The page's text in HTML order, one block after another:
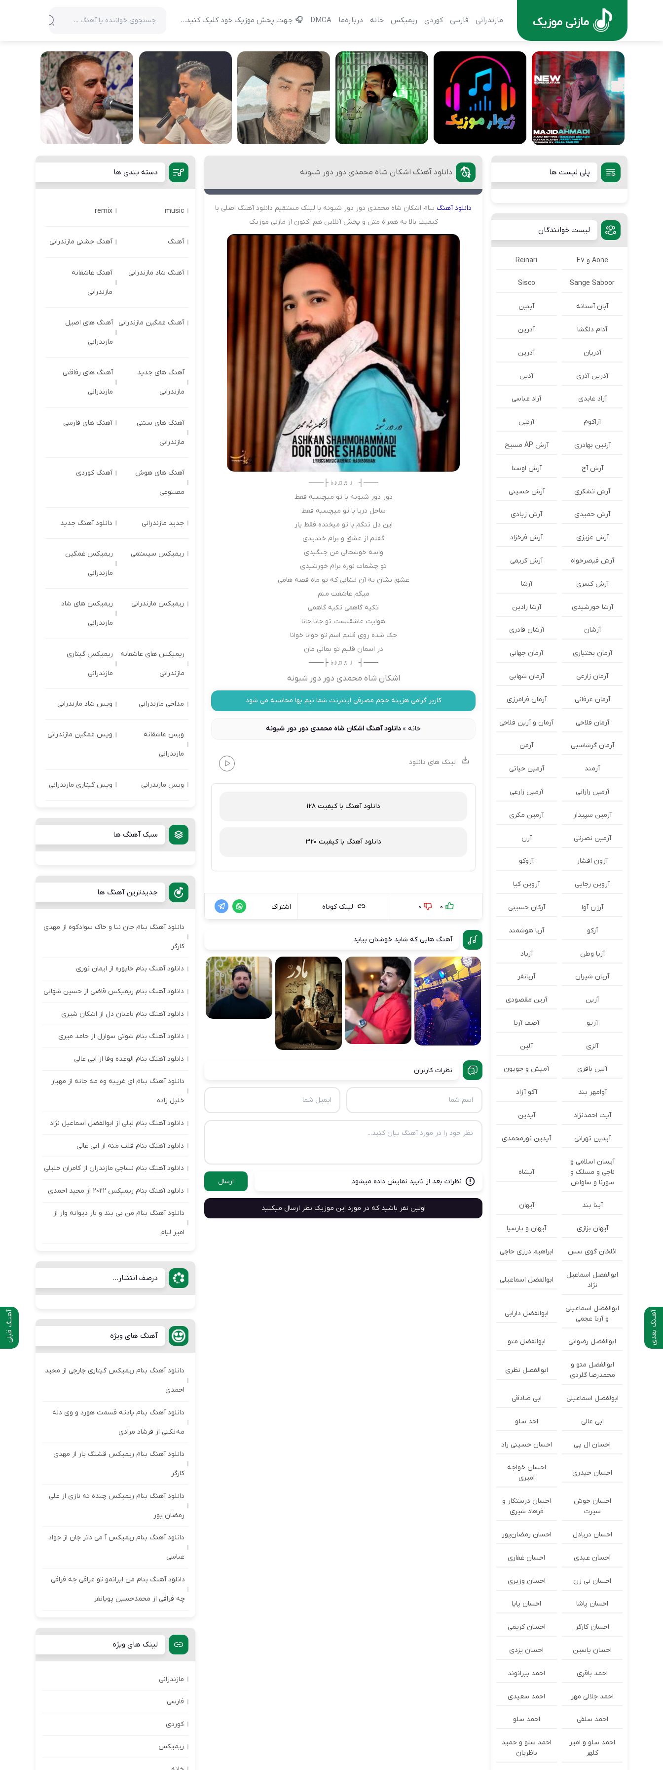
مازنی موزیک مازندرانی فارسی کوردی ریمیکس خانه درباره‌‌ما DMCA 🎧 جهت پخش موزیک خود کلیک کنید…
آهنـگ قبلی آهـنگ بعدی
دانلود آهنگ اشکان شاه محمدی دور دور شبونه
دانلودآهنگ بنام اشکان شاه محمدی دور دور شبونه با لینک مستقیم دانلود آهنگ اصلی با
کیفیت بالا به همراه متن و پخش آنلاین هم اکنون از مازنی موزیک
───┤ ♩♬♫♪♭ ├───
دور دور شبونه با تو میچسبه فقط
ساحل دریا با تو میچسبه فقط
این دل تنگم با تو میخنده فقط یار
گفتم از عشق و برام خندیدی
واسه خوشحالی من جنگیدی
تو چشمات نوره برام خورشیدی
عشق نشان به آن نشانی که تو ماه قصه هامی
میگم عاشقت منم
تکیه گاهمی تکیه گاهمی
هوایت عاشقنست تو جانا جانا
حک شده روی قلبم اسم تو خوانا خوانا
در اسمان قلبم تو بمانی مان
───┤ ♩♬♫♪♭ ├───
اشکان شاه محمدی دور دور شبونه
کاربر گرامی هزینه حجم مصرفی اینترنت شما نیم بها محاسبه می شود
خانه » دانلود آهنگ اشکان شاه محمدی دور دور شبونه
لینک های دانلود
دانلود آهنگ با کیفیت 128
دانلود آهنگ با کیفیت 320
0
0 لینک کوتاه اشتراک
آهنگ هایی که شاید خوشتان بیاید
نظرات کاربران
نظرات بعد از تایید نمایش داده میشود ارسال
اولین نفر باشید که در مورد این موزیک نظر ارسال میکنید
پلی لیست ها
لیست خوانندگان
Aone و E7 Reinari
Sange Saboor
Sisco
آبان آستانه آبتین
آدام دلگشا آدرين
آدریان آدرین
آدرین آذری آدین
آراد عابدی آراد عباسی
آراکوم آرتین
آرتین بهادری آرش AP مسیح
آرش آج آرش اوستا
آرش تشکری آرش حسینی
آرش حمیدی آرش زیادی
آرش عزیزی آرش فرخزاد
آرش قیصرخواه آرش کریمی
آرش کسری آرشا
آرشا خورشیدی آرشا رادین
آرشان آرشان قادری
آرمان بختیاری آرمان جهانی
آرمان زارعی آرمان شهابی
آرمان عرفانی آرمان فرامرزی
آرمان فلاحی آرمان و آرین فلاحی
آرمان گرشاسبی آرمن
آرمند آرمین حیاتی
آرمین رازانی آرمین زارعی
آرمین سپیدار آرمین مکری
آرمین نصرتی آرن
آرون افشار آروکو
آروین رجایی آروین کیا
آرژن آوا آرکان حسینی
آرکو آریا هوشمند
آریا وطن آریاد
آریان شیران آریانفر
آرین آرین مقصودی
آریو آصف آریا
آلزی آلین
آلین باقری آمیش و جویون
آوامهر بند آکو آزاد
آیت احمدنژاد آیدین
آیدین تهرانی آیدین نورمحمدی
آیسان اسلامی و
ناجی و مسلک و
سورنا و ساواش
آیشاه
آینا بند آیهان
آیهان بزازی آیهان و پارسیا
ائلخان گوی سس ابراهیم درزی حاجی
ابوالفضل اسماعیل
نژاد
ابوالفضل اسماعیلی
ابوالفضل اسماعیلی
و آرتا عجمی
ابوالفضل دارابی
ابوالفضل رضوانی ابوالفضل متو
ابوالفضل متو و
محمدرضا گلردی
ابوالفضل نظری
ابولفضل اسماعیلی ابی صادقی
ابی عالی احد سلو
احسان ال پی احسان حسینی راد
احسان حیدری
احسان خواجه
امیری
احسان خوش
سیرت
احسان درستكار و
فرهاد شيرى
احسان دریادل احسان رمضان‌پور
احسان عبدی احسان غفاری
احسان نی زن احسان وزیری
احسان پاشا احسان پایا
احسان کارگر احسان کریمی
احسان یاسین احسان یزدی
احمد باقری احمد بیرانوند
احمد جلالی مهر احمد سعیدی
احمد سلفی احمد سلو
احمد سلو و امیر
کلهر
احمد سلو و حمید
ناظریان
دسته بندی ها
music
remix
آهنگ آهنگ جشنی مازندرانی
آهنگ شاد مازندرانی آهنگ عاشقانه
مازندرانی
آهنگ غمگین مازندرانی آهنگ های اصیل
مازندرانی
آهنگ های جدید
مازندرانی
آهنگ های رفاقتی
مازندرانی
آهنگ های سنتی
مازندرانی
آهنگ های فارسی
آهنگ های هوش
مصنوعی
آهنگ کوردی
جدید مازندرانی دانلود آهنگ جدید
ریمیکس سیستمی ریمیکس غمگین
مازندرانی
ریمیکس مازندرانی ریمیکس های شاد
مازندرانی
ریمیکس های عاشقانه
مازندرانی
ریمیکس گیتاری
مازندرانی
مداحی مازندرانی ویس شاد مازندرانی
ویس عاشقانه
مازندرانی
ویس غمگین مازندرانی
ویس مازندرانی ویس گیتاری مازندرانی
سبک آهنگ ها
جدیدترین آهنگ ها
دانلود آهنگ بنام جان ننا و خاک سوادکوه از مهدی
کارگر
دانلود آهنگ بنام خاپوره از ایمان نوری
دانلود آهنگ بنام ریمیکس قاضی از حسین شهابی
دانلود آهنگ بنام باغبان دل از اشکان شیری
دانلود آهنگ بنام شوتی سوارل از حامد میری
دانلود آهنگ بنام الوعده وفا از ابی عالی
دانلود آهنگ بنام ای غریبه وه مه جانه از مهیار
خلیل زاده
دانلود آهنگ بنام لیلی از ابوالفضل اسماعیل نژاد
دانلود آهنگ بنام قلب منه از ابی عالی
دانلود آهنگ بنام نساجی مازندران از کامران خلیلی
دانلود آهنگ بنام ریمیکس ۲۰۲۲ از مجید احمدی
دانلود آهنگ بنام من بی بند و بار دیوانه وار از
امیر لیام
درصف انتشار...
آهنگ های ویژه
دانلود آهنگ بنام ریمیکس گیتاری جارچی از مجید
احمدی
دانلود آهنگ بنام یادته قسمت هورد و وی دله
مه نکنی از فرشاد مرادی
دانلود آهنگ بنام ریمیکس قشنگ یار از مهدی
کارگر
دانلود آهنگ بنام ریمیکس چنده ته نازی از علی
رمضان پور
دانلود آهنگ بنام ریمیکس آ می دتر جان از جواد
عباسی
دانلود آهنگ بنام من ایرانمو تو عراقی چه فراقی
چه فراقی از محمدحسین پویانفر
لینک های ویژه
مازندرانی
فارسی
کوردی
ریمیکس